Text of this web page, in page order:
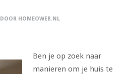
DOOR HOMEOWEB.NL
Ben je op zoek naar
manieren om je huis te